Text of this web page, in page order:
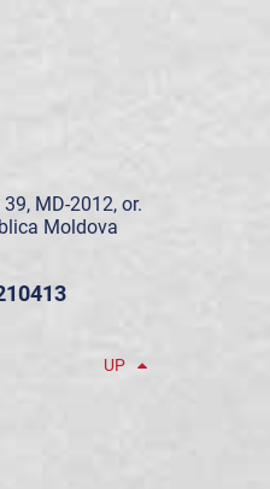
MD-2012, or.
Moldova
UP